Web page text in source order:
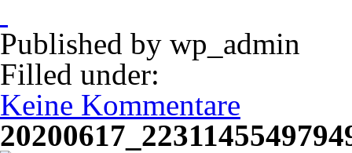
Published by wp_admin
Filled under:
Keine Kommentare